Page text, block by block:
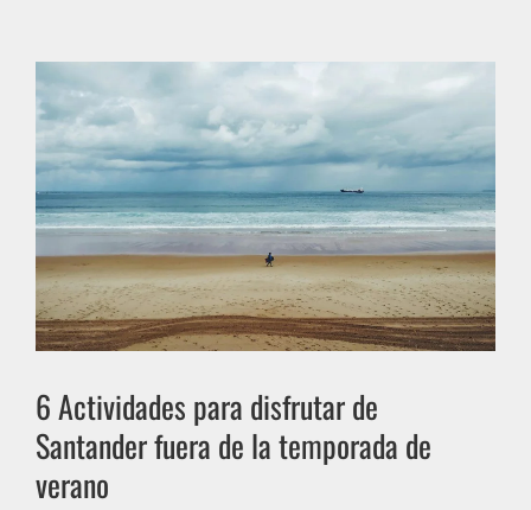
6 Actividades para disfrutar de
Santander fuera de la temporada de
verano